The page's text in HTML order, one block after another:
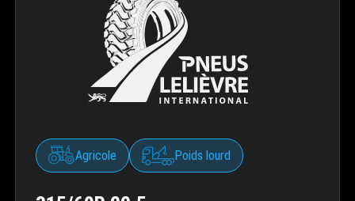
Agricole Poids lourd